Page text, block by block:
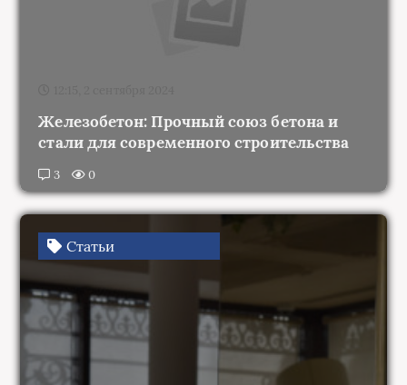
Железобетон: Прочный союз бетона и
стали для современного строительства
3 0
Статьи